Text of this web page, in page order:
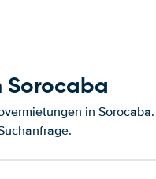
Sorocaba
in